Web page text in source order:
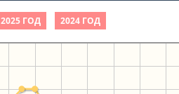
2025 ГОД 2024 ГОД